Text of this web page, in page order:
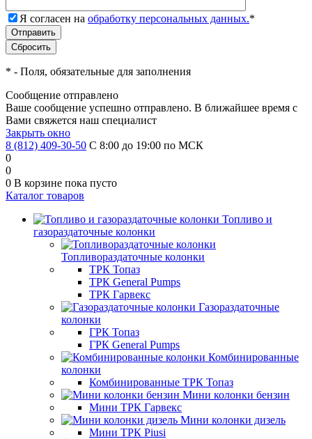
Я согласен на обработку персональных данных.*
* - Поля, обязательные для заполнения
Сообщение отправлено
Ваше сообщение успешно отправлено. В ближайшее время с
Вами свяжется наш специалист
Закрыть окно
8 (812) 409-30-50 С 8:00 до 19:00 по МСК
0
0
0 В корзине пока пусто
Каталог товаров
Топливо и
газораздаточные колонки
Топливораздаточные колонки
ТРК Топаз
ТРК General Pumps
ТРК Гарвекс
Газораздаточные
колонки
ГРК Топаз
ГРК General Pumps
Комбинированные
колонки
Комбинированные ТРК Топаз
Мини колонки бензин
Мини ТРК Гарвекс
Мини колонки дизель
Мини ТРК Piusi